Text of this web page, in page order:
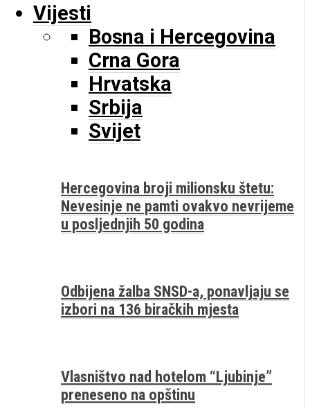
Vijesti
Bosna i Hercegovina
Crna Gora
Hrvatska
Srbija
Svijet
Hercegovina broji milionsku štetu:
Nevesinje ne pamti ovakvo nevrijeme
u posljednjih 50 godina
Odbijena žalba SNSD-a, ponavljaju se
izbori na 136 biračkih mjesta
Vlasništvo nad hotelom “Ljubinje”
preneseno na opštinu